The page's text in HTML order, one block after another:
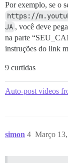
Por exemplo, se o
https://
JA , você deve
na parte
instruções do link
9 curtidas
Auto-post videos
simon Março
4